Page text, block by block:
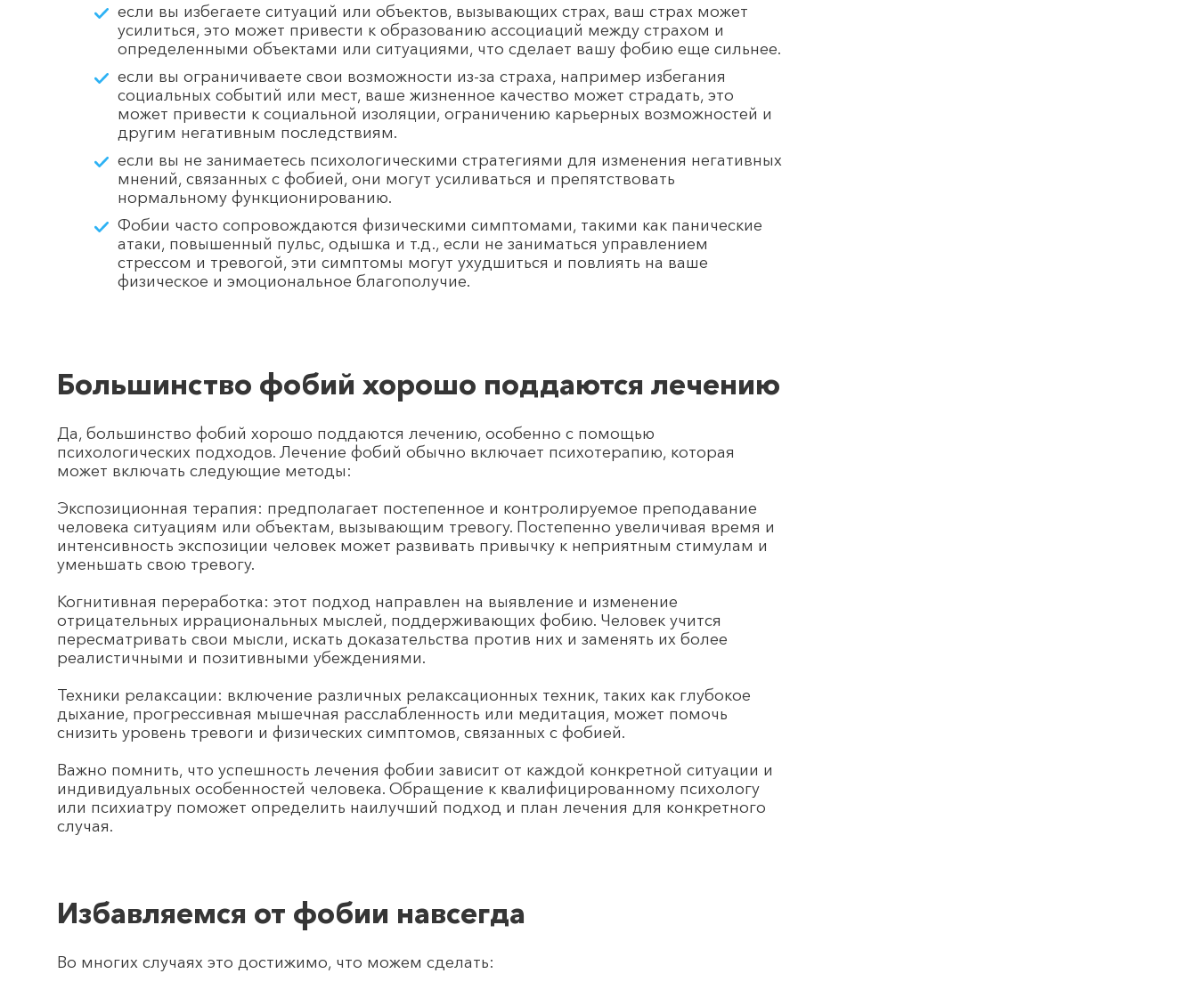
если вы избегаете ситуаций или объектов, вызывающих страх, ваш страх может
усилиться, это может привести к образованию ассоциаций между страхом и
определенными объектами или ситуациями, что сделает вашу фобию еще сильнее.
если вы ограничиваете свои возможности из-за страха, например избегания
социальных событий или мест, ваше жизненное качество может страдать, это
может привести к социальной изоляции, ограничению карьерных возможностей и
другим негативным последствиям.
если вы не занимаетесь психологическими стратегиями для изменения негативных
мнений, связанных с фобией, они могут усиливаться и препятствовать
нормальному функционированию.
Фобии часто сопровождаются физическими симптомами, такими как панические
атаки, повышенный пульс, одышка и т.д., если не заниматься управлением
стрессом и тревогой, эти симптомы могут ухудшиться и повлиять на ваше
физическое и эмоциональное благополучие.
Большинство фобий хорошо поддаются лечению
Да, большинство фобий хорошо поддаются лечению, особенно с помощью
психологических подходов. Лечение фобий обычно включает психотерапию, которая
может включать следующие методы:
Экспозиционная терапия: предполагает постепенное и контролируемое преподавание
человека ситуациям или объектам, вызывающим тревогу. Постепенно увеличивая время и
интенсивность экспозиции человек может развивать привычку к неприятным стимулам и
уменьшать свою тревогу.
Когнитивная переработка: этот подход направлен на выявление и изменение
отрицательных иррациональных мыслей, поддерживающих фобию. Человек учится
пересматривать свои мысли, искать доказательства против них и заменять их более
реалистичными и позитивными убеждениями.
Техники релаксации: включение различных релаксационных техник, таких как глубокое
дыхание, прогрессивная мышечная расслабленность или медитация, может помочь
снизить уровень тревоги и физических симптомов, связанных с фобией.
Важно помнить, что успешность лечения фобии зависит от каждой конкретной ситуации и
индивидуальных особенностей человека. Обращение к квалифицированному психологу
или психиатру поможет определить наилучший подход и план лечения для конкретного
случая.
Избавляемся от фобии навсегда
Во многих случаях это достижимо, что можем сделать: